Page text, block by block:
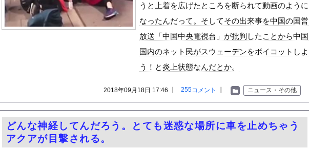
Powered by livedoor 相互RSS
このページは1000mgが管理しています。 RSS設定 更新順130件まで。それ以降の古いものは表
うと上着を広げたところを断られて動画のように
なったんだって。そしてその出来事を中国の国営
放送「中国中央電視台」が批判したことから中国
国内のネット民がスウェーデンをボイコットしよ
う！と炎上状態なんだとか。
ニュース・その他
255コメント
2018年09月18日 17:46 ┃
どんな神経してんだろう。とても迷惑な場所に車を止めちゃう
アクアが目撃される。